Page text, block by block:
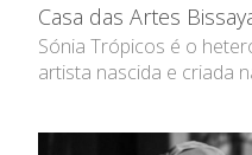
Casa das Artes
Sónia Trópicos é o
artista nascida e criada